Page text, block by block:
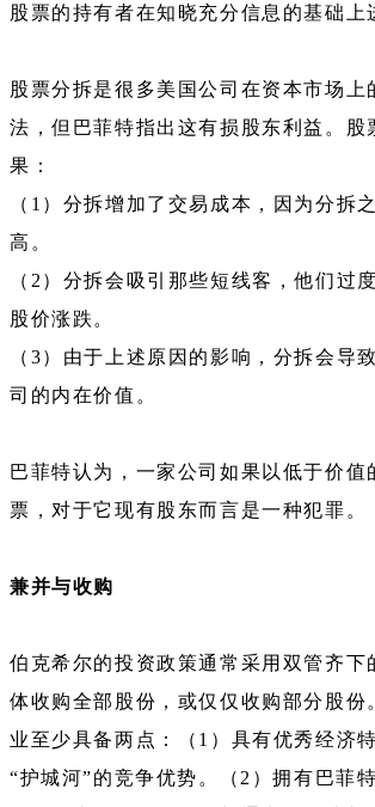
股票的持有者在知晓充分信息的基础上
股票分拆是很多美国公司在资本市场上
法，但巴菲特指出这有损股东利益。股
果：
（1）分拆增加了交易成本，因为分拆
高。
（2）分拆会吸引那些短线客，他们过
股价涨跌。
（3）由于上述原因的影响，分拆会导
司的内在价值。
巴菲特认为，一家公司如果以低于价值
票，对于它现有股东而言是一种犯罪。
兼并与收购
伯克希尔的投资政策通常采用双管齐下
体收购全部股份，或仅仅收购部分股份
业至少具备两点：（1）具有优秀经济
“护城河”的竞争优势。（2）拥有巴菲